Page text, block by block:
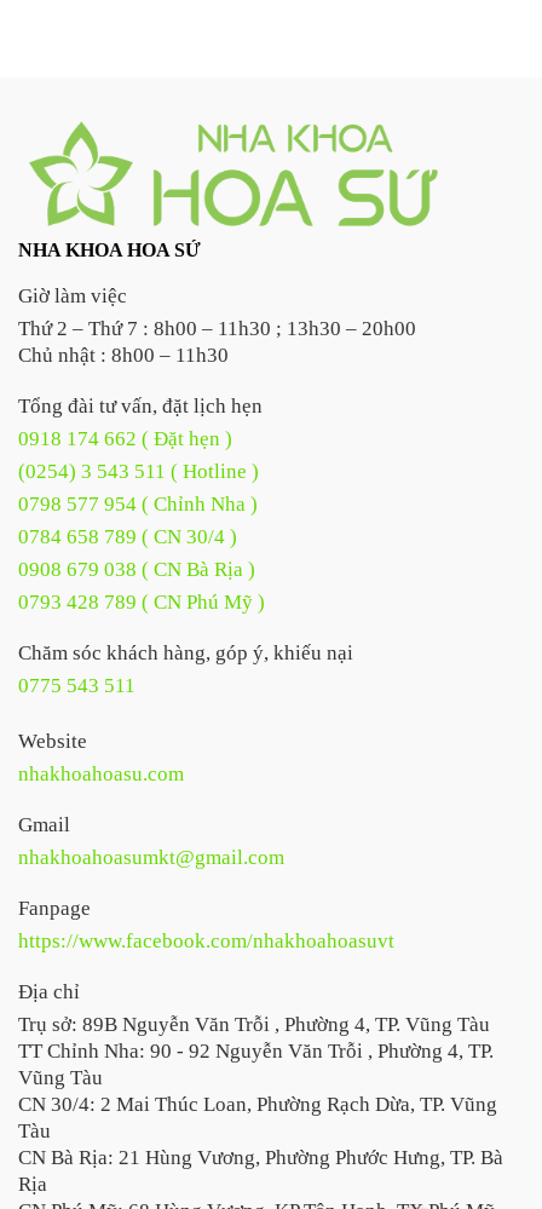
NHA KHOA HOA SỨ
Giờ làm việc
Thứ 2 – Thứ 7 : 8h00 – 11h30 ; 13h30 – 20h00
Chủ nhật : 8h00 – 11h30
Tổng đài tư vấn, đặt lịch hẹn
0918 174 662 ( Đặt hẹn )
(0254) 3 543 511 ( Hotline )
0798 577 954 ( Chỉnh Nha )
0784 658 789 ( CN 30/4 )
0908 679 038 ( CN Bà Rịa )
0793 428 789 ( CN Phú Mỹ )
Chăm sóc khách hàng, góp ý, khiếu nại
0775 543 511
Website
nhakhoahoasu.com
Gmail
nhakhoahoasumkt@gmail.com
Fanpage
https://www.facebook.com/nhakhoahoasuvt
Địa chỉ
Trụ sở: 89B Nguyễn Văn Trỗi , Phường 4, TP. Vũng Tàu
TT Chỉnh Nha: 90 - 92 Nguyễn Văn Trỗi , Phường 4, TP.
Vũng Tàu
CN 30/4: 2 Mai Thúc Loan, Phường Rạch Dừa, TP. Vũng
Tàu
CN Bà Rịa: 21 Hùng Vương, Phường Phước Hưng, TP. Bà
Rịa